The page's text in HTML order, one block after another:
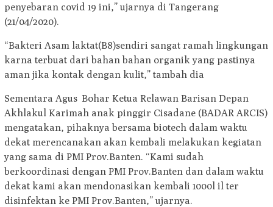
penyebaran covid 19 ini,” ujarnya di Tangerang
(21/04/2020).
“Bakteri Asam laktat(B8)sendiri sangat ramah lingkungan
karna terbuat dari bahan bahan organik yang pastinya
aman jika kontak dengan kulit,” tambah dia
Sementara Agus Bohar Ketua Relawan Barisan Depan
Akhlakul Karimah anak pinggir Cisadane (BADAR ARCIS)
mengatakan, pihaknya bersama biotech dalam waktu
dekat merencanakan akan kembali melakukan kegiatan
yang sama di PMI Prov.Banten. “Kami sudah
berkoordinasi dengan PMI Prov.Banten dan dalam waktu
dekat kami akan mendonasikan kembali 1000l il ter
disinfektan ke PMI Prov.Banten,” ujarnya.